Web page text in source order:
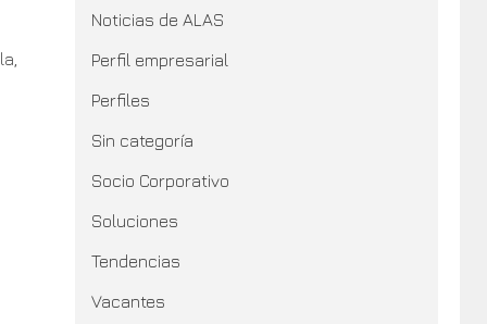
Noticias de ALAS
Perfil empresarial
Perfiles
Sin categoría
Socio Corporativo
Soluciones
Tendencias
Vacantes